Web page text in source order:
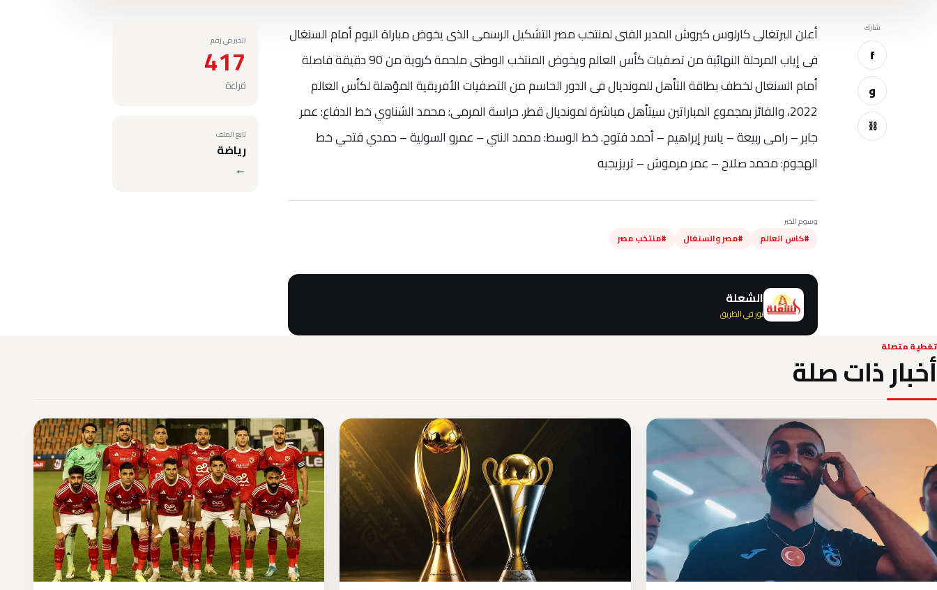
شارك
f
و
⛓
أعلن البرتغالى كارلوس كيروش المدير الفنى لمنتخب مصر التشكيل الرسمى الذى يخوض مباراة اليوم أمام السنغال
فى إياب المرحلة النهائية من تصفيات كأس العالم ويخوض المنتخب الوطنى ملحمة كروية من 90 دقيقة فاصلة
أمام السنغال لخطف بطاقة التأهل للمونديال فى الدور الحاسم من التصفيات الأفريقية المؤهلة لكأس العالم
2022، والفائز بمجموع المباراتين سيتأهل مباشرة لمونديال قطر. حراسة المرمى: محمد الشناوي خط الدفاع: عمر
جابر – رامى ربيعة – ياسر إبراهيم – أحمد فتوح. خط الوسط: محمد النني – عمرو السولية – حمدي فتحي خط
الهجوم: محمد صلاح – عمر مرموش – تريزيجيه
وسوم الخبر
#كاس العالم #مصر والسنغال #منتخب مصر
الشعلة
نور في الطريق
الخبر في رقم
417
قراءة
تابع الملف
رياضة
←
تغطية متصلة
أخبار ذات صلة